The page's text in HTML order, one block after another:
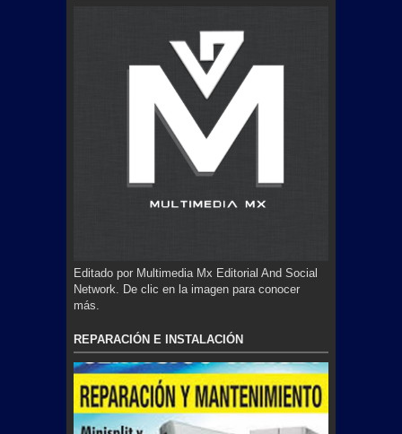
Editado por Multimedia Mx Editorial And Social
Network. De clic en la imagen para conocer
más.
REPARACIÓN E INSTALACIÓN